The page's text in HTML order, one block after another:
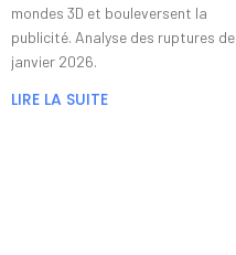
mondes 3D et bouleversent la
publicité. Analyse des ruptures de
janvier 2026.
LIRE LA SUITE